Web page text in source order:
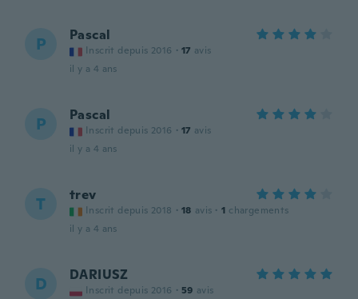
P Pascal
Inscrit depuis 2016 · 17 avis
il y a 4 ans
P Pascal
Inscrit depuis 2016 · 17 avis
il y a 4 ans
T trev
Inscrit depuis 2018 · 18 avis · 1 chargements
il y a 4 ans
D DARIUSZ
Inscrit depuis 2016 · 59 avis